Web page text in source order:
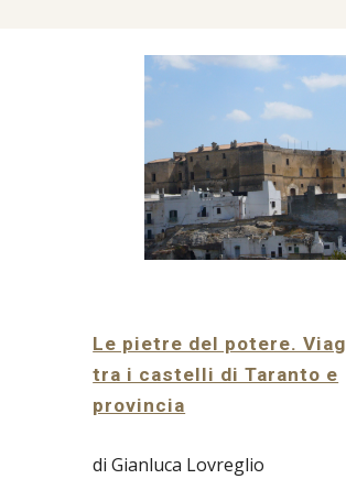
Le pietre del potere.
tra i castelli di Taranto e
provincia
di Gianluca Lovreglio